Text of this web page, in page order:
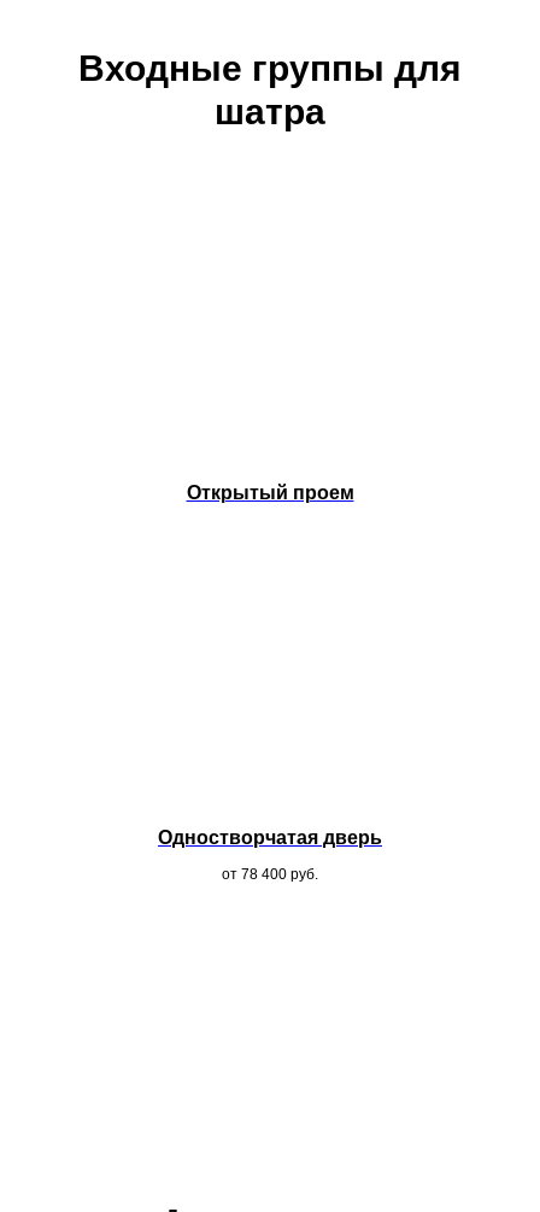
Входные группы для
шатра
Открытый проем
Одностворчатая дверь
от 78 400 руб.